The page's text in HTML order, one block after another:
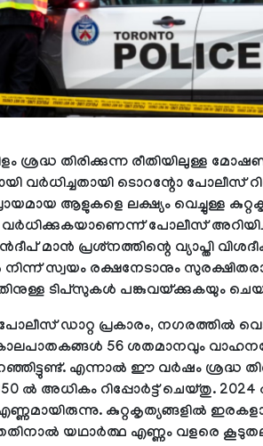
ശ്രദ്ധ തിരിക്കുന്ന രീതിയിലുള്ള
വര്‍ധിച്ചതായി ടൊറന്റോ പോലീസ്
ആളുകളെ ലക്ഷ്യം വെച്ചുള്ള
പോലീസ്
മാന്‍ പ്രശ്‌നത്തിന്റെ വ്യാപ്തി
നിന്ന് സ്വയം രക്ഷനേടാനും
ടിപ്‌സുകള്‍ പങ്കുവയ്ക്കുകയും
ഡാറ്റ പ്രകാരം, നഗരത്തില്‍
56 ശതമാനവും
എന്നാല്‍ ഈ വര്‍ഷം ശ്രദ്ധ
ല്‍ അധികം റിപ്പോര്‍ട്ട് ചെയ്തു.
കുറ്റകൃത്യങ്ങളില്‍
യഥാര്‍ത്ഥ എണ്ണം വളരെ